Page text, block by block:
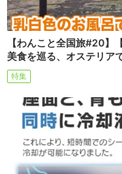
【わんこと全国旅#20】
美食を巡る、オステリア
特集